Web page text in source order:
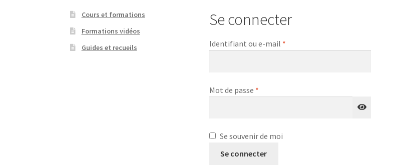
Se connecter
Identifiant ou e-mail *Obligatoire
Mot de passe *Obligatoire
Se souvenir de moi
Se connecter
Cours et formations
Formations vidéos
Guides et recueils